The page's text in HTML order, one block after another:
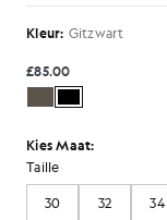
Kleur: Gitzwart
£85.00
Kies Maat:
Taille
30 32 34